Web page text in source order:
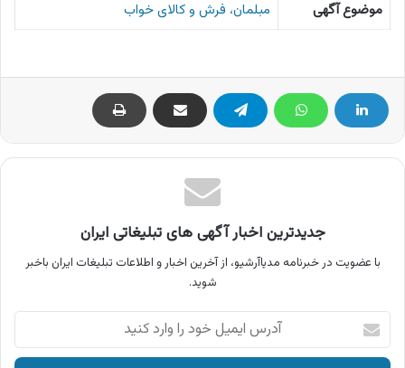
موضوع آگهی
مبلمان، فرش و کالای خواب
جدیدترین اخبار آگهی های تبلیغاتی ایران
با عضویت در خبرنامه مدیاآرشیو، از آخرین اخبار و اطلاعات تبلیغات ایران باخبر
شوید.
آدرس
ایمیل
خود